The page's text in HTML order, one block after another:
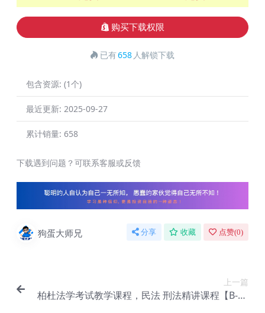
购买下载权限
已有658 人解锁下载
包含资源: (1个)
最近更新: 2025-09-27
累计销量: 658
下载遇到问题？可联系客服或反馈
狗蛋大师兄 分享 收藏 点赞(0)
上一篇
柏杜法学考试教学课程，民法 刑法精讲课程【B-01